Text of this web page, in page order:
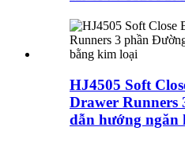
HJ4505 Soft
Drawer
dẫn hướng ngăn